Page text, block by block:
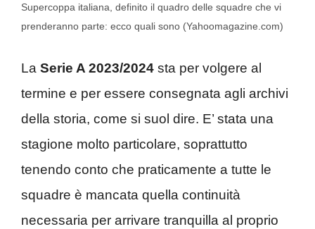
Supercoppa italiana, definito il quadro delle squadre che vi
prenderanno parte: ecco quali sono (Yahoomagazine.com)
La Serie A 2023/2024 sta per volgere al
termine e per essere consegnata agli archivi
della storia, come si suol dire. E’ stata una
stagione molto particolare, soprattutto
tenendo conto che praticamente a tutte le
squadre è mancata quella continuità
necessaria per arrivare tranquilla al proprio